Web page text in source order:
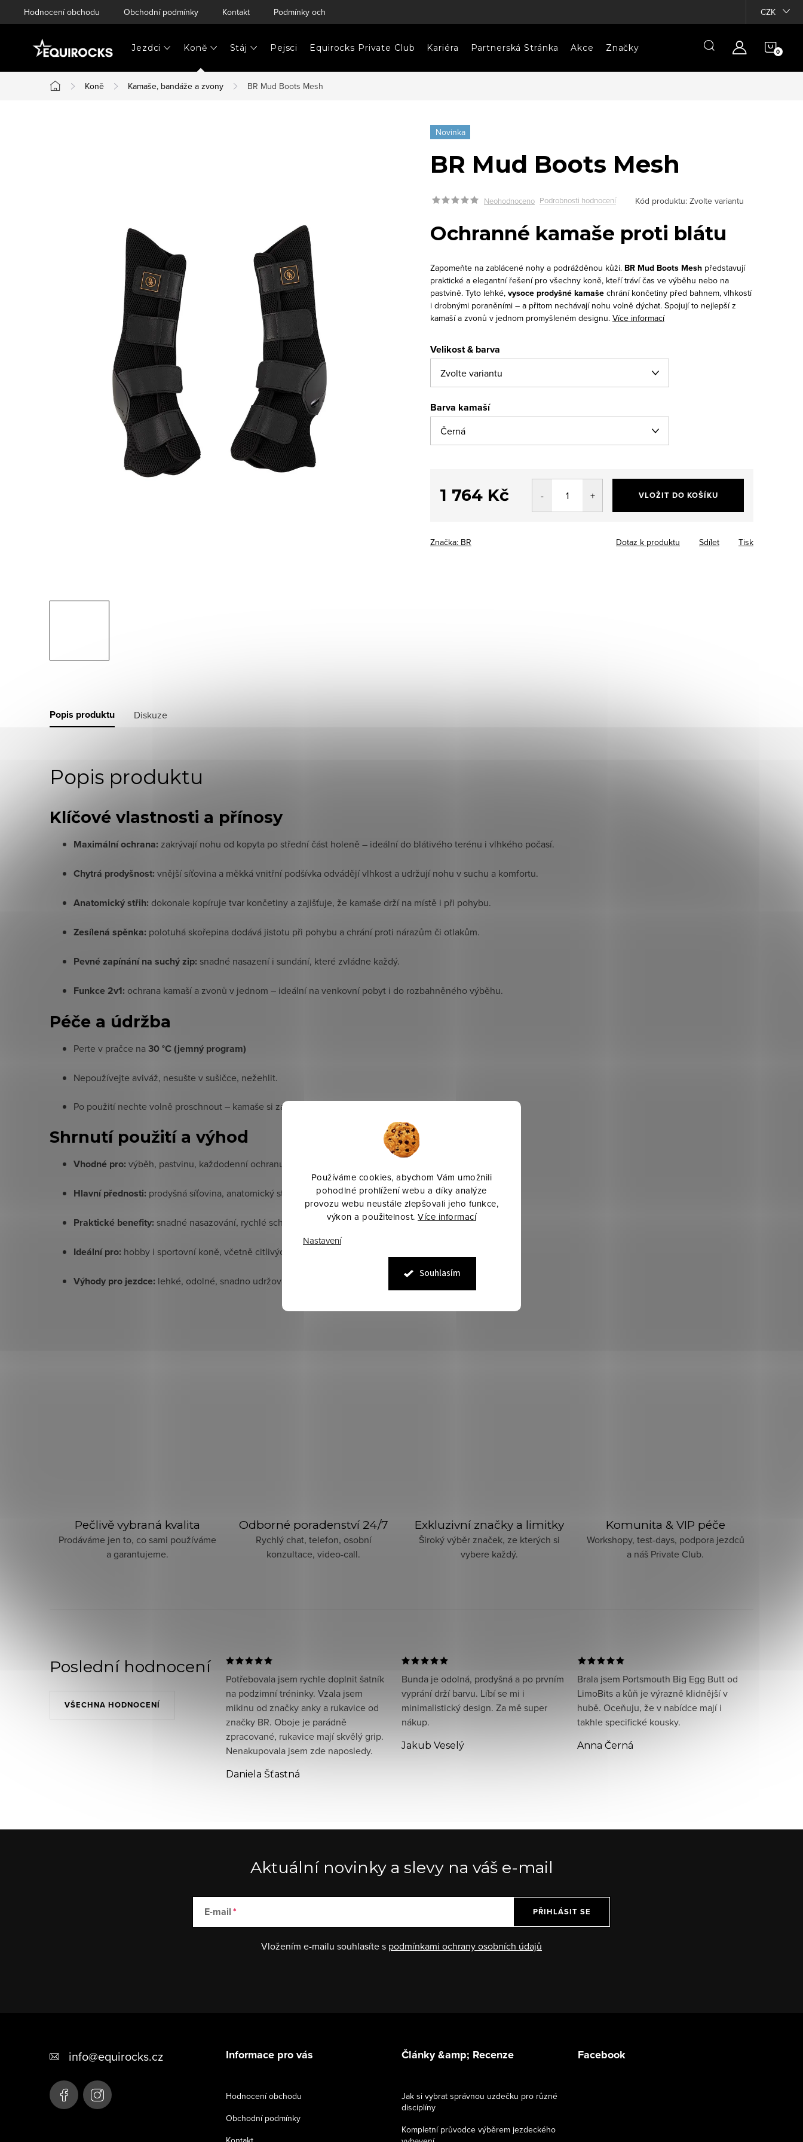
Používáme cookies, abychom Vám umožnili
pohodlné prohlížení webu a díky analýze
provozu webu neustále zlepšovali jeho funkce,
výkon a použitelnost. Více informací
Nastavení
Souhlasím
na
Hodnocení obchodu Obchodní podmínky Kontakt Podmínky ochrany osobních údajů CZK
Jezdci Koně Stáj Pejsci Equirocks Private Club Kariéra Partnerská Stránka Akce Značky
Domů
Koně Kamaše, bandáže a zvony BR Mud Boots Mesh
Novinka
BR Mud Boots Mesh
Neohodnoceno Podrobnosti hodnocení Kód produktu: Zvolte variantu
Ochranné kamaše proti blátu
Zapomeňte na zablácené nohy a podrážděnou kůži. BR Mud Boots Mesh představují
praktické a elegantní řešení pro všechny koně, kteří tráví čas ve výběhu nebo na
pastvině. Tyto lehké, vysoce prodyšné kamaše chrání končetiny před bahnem, vlhkostí
i drobnými poraněními – a přitom nechávají nohu volně dýchat. Spojují to nejlepší z
kamaší a zvonů v jednom promyšleném designu. Více informací
Velikost & barva
Barva kamaší
1 764 Kč VLOŽIT DO KOŠÍKU
Značka: BR Tisk
Dotaz k produktu Sdílet
Popis produktu Diskuze
Popis produktu
Klíčové vlastnosti a přínosy
Maximální ochrana: zakrývají nohu od kopyta po střední část holeně – ideální do blátivého terénu i vlhkého počasí.
Chytrá prodyšnost: vnější síťovina a měkká vnitřní podšívka odvádějí vlhkost a udržují nohu v suchu a komfortu.
Anatomický střih: dokonale kopíruje tvar končetiny a zajišťuje, že kamaše drží na místě i při pohybu.
Zesílená spěnka: polotuhá skořepina dodává jistotu při pohybu a chrání proti nárazům či otlakům.
Pevné zapínání na suchý zip: snadné nasazení i sundání, které zvládne každý.
Funkce 2v1: ochrana kamaší a zvonů v jednom – ideální na venkovní pobyt i do rozbahněného výběhu.
Péče a údržba
Perte v pračce na 30 °C (jemný program)
Nepoužívejte aviváž, nesušte v sušičce, nežehlit.
Po použití nechte volně proschnout – kamaše si zachovají svůj tvar a funkčnost.
Shrnutí použití a výhod
Vhodné pro: výběh, pastvinu, každodenní ochranu končetin
Hlavní přednosti: prodyšná síťovina, anatomický střih, zesílená spěnka, pevné suché zipy
Praktické benefity: snadné nasazování, rychlé schnutí, kombinace kamaší a zvonů
Ideální pro: hobby i sportovní koně, včetně citlivých typů nebo koní náchylných k otlakům
Výhody pro jezdce: lehké, odolné, snadno udržovatelné a maximálně funkční i při intenzivním používání
Pečlivě vybraná kvalita
Prodáváme jen to, co sami používáme
a garantujeme.
Odborné poradenství 24/7
Rychlý chat, telefon, osobní
konzultace, video-call.
Exkluzivní značky a limitky
Široký výběr značek, ze kterých si
vybere každý.
Komunita & VIP péče
Workshopy, test-days, podpora jezdců
a náš Private Club.
Poslední hodnocení
VŠECHNA HODNOCENÍ
Potřebovala jsem rychle doplnit šatník
na podzimní tréninky. Vzala jsem
mikinu od značky anky a rukavice od
značky BR. Oboje je parádně
zpracované, rukavice mají skvělý grip.
Nenakupovala jsem zde naposledy.
Daniela Šťastná
Bunda je odolná, prodyšná a po prvním
vyprání drží barvu. Líbí se mi i
minimalistický design. Za mě super
nákup.
Jakub Veselý
Brala jsem Portsmouth Big Egg Butt od
LimoBits a kůň je výrazně klidnější v
hubě. Oceňuju, že v nabídce mají i
takhle specifické kousky.
Anna Černá
Aktuální novinky a slevy na váš e-mail
E-mail
Vložením e-mailu souhlasíte s podmínkami ochrany osobních údajů
PŘIHLÁSIT SE
info@equirocks.cz Informace pro vás
Hodnocení obchodu
Obchodní podmínky
Články &amp; Recenze
Jak si vybrat správnou uzdečku pro různé
disciplíny
Kompletní průvodce výběrem jezdeckého
Facebook